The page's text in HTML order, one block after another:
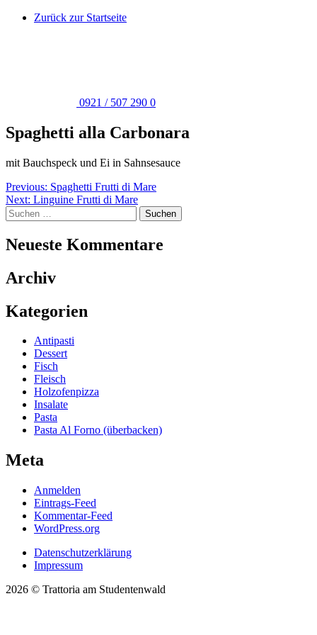
Skip
Zurück zur Startseite
0921 / 507 290 0
Spaghetti alla Carbonara
mit Bauchspeck und Ei in Sahnsesauce
Beitragsnavigation
Previous: Spaghetti Frutti di Mare
Next: Linguine Frutti di Mare
Suchen
nach:
Neueste Kommentare
Archiv
Kategorien
Antipasti
Dessert
Fisch
Fleisch
Holzofenpizza
Insalate
Pasta
Pasta Al Forno (überbacken)
Meta
Anmelden
Eintrags-Feed
Kommentar-Feed
WordPress.org
Datenschutzerklärung
Impressum
2026 © Trattoria am Studentenwald